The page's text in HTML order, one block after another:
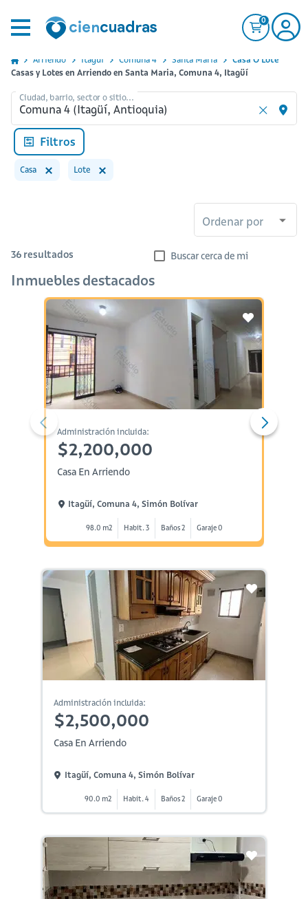
0
Arriendo Itagui Comuna 4 Santa Maria
Casa O Lote
Casas y Lotes en Arriendo en Santa Maria, Comuna 4, Itagüí
Ciudad, barrio, sector o sitio...
Filtros
Casa Lote
Ordenar por
36 resultados Buscar cerca de mi
Inmuebles destacados
Administración incluida:
$2,200,000
Casa En Arriendo
Itagüí, Comuna 4, Simón Bolívar
98.0 m2 Habit. 3 Baños 2 Garaje 0
Administración incluida:
$2,500,000
Casa En Arriendo
Itagüí, Comuna 4, Simón Bolívar
90.0 m2 Habit. 4 Baños 2 Garaje 0